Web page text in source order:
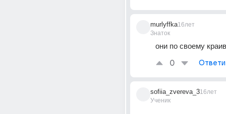
murlyffka
Знаток
16лет
они по своему
0
sofiia_zvereva_3
Ученик
16лет